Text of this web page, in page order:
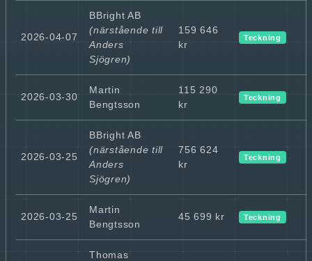
2026-04-07
BBright AB
(närstående till
Anders
Sjögren)
159 646
kr
Teckning
2026-03-30
Martin
Bengtsson
115 290
kr
Teckning
2026-03-25
BBright AB
(närstående till
Anders
Sjögren)
756 624
kr
Teckning
2026-03-25
Martin
Bengtsson
45 699 kr Teckning
Thomas